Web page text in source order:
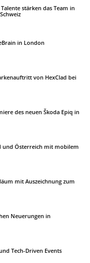
stärken das Team in
in London
von HexClad bei
des neuen Škoda Epiq in
und Österreich mit mobilem
mit Auszeichnung zum
Neuerungen in
Tech-Driven Events